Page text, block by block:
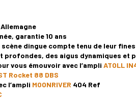
à
4
590,00€
garantie 10 ans
dingue compte tenu de leur
profondes, des aigus dynamiques et
vous émouvoir avec l’ampliATOLL
Rocket 88 DBS
l’ampli MOONRIVER 404 Ref